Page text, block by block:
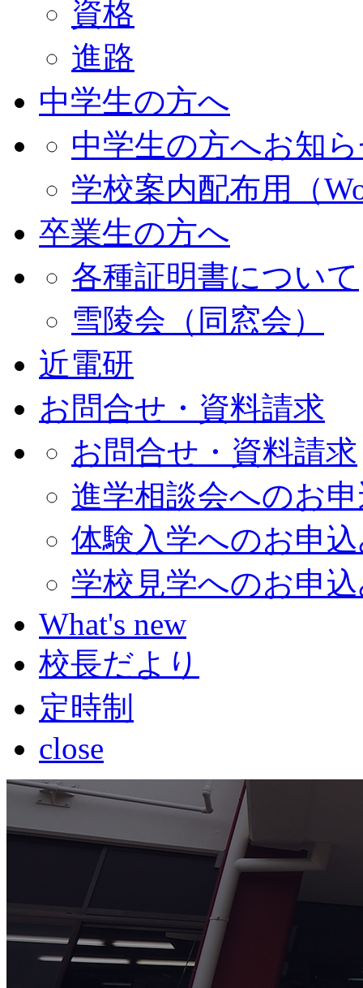
資格
進路
中学生の方へ
中学生の方へお知
学校案内配布用（
卒業生の方へ
各種証明書について
雪陵会（同窓会）
近電研
お問合せ・資料請求
お問合せ・資料請求
進学相談会へのお
体験入学へのお申
学校見学へのお申
What's new
校長だより
定時制
close